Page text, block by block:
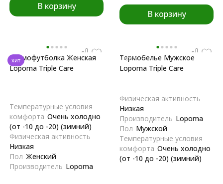
В корзину
В корзину
хит
Термофутболка Женская
Lopoma Triple Care
Температурные условия
комфорта Очень холодно
(от -10 до -20) (зимний)
Физическая активность
Низкая
Пол Женский
Производитель Lopoma
custom
Термобелье Мужское
Lopoma Triple Care
Физическая активность
Низкая
Производитель Lopoma
Пол Мужской
Температурные условия
комфорта Очень холодно
(от -10 до -20) (зимний)